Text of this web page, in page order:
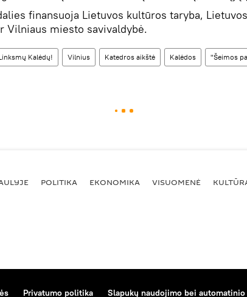
finansuoja Lietuvos kultūros taryba,
Vilniaus miesto savivaldybė.
Kalėdų! Vilnius Katedros aikštė Kalėdos "Šeimos
POLITIKA EKONOMIKA VISUOMENĖ
Privatumo politika Slapukų naudojimo bei